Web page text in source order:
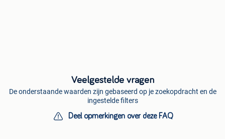
Veelgestelde vragen
De onderstaande waarden zijn gebaseerd op je zoekopdracht en de
ingestelde filters
Deel opmerkingen over deze FAQ